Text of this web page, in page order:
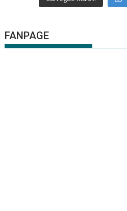
FANPAGE